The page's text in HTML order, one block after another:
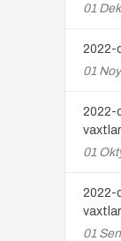
01
2022-
01
2022-
01
2022-
01